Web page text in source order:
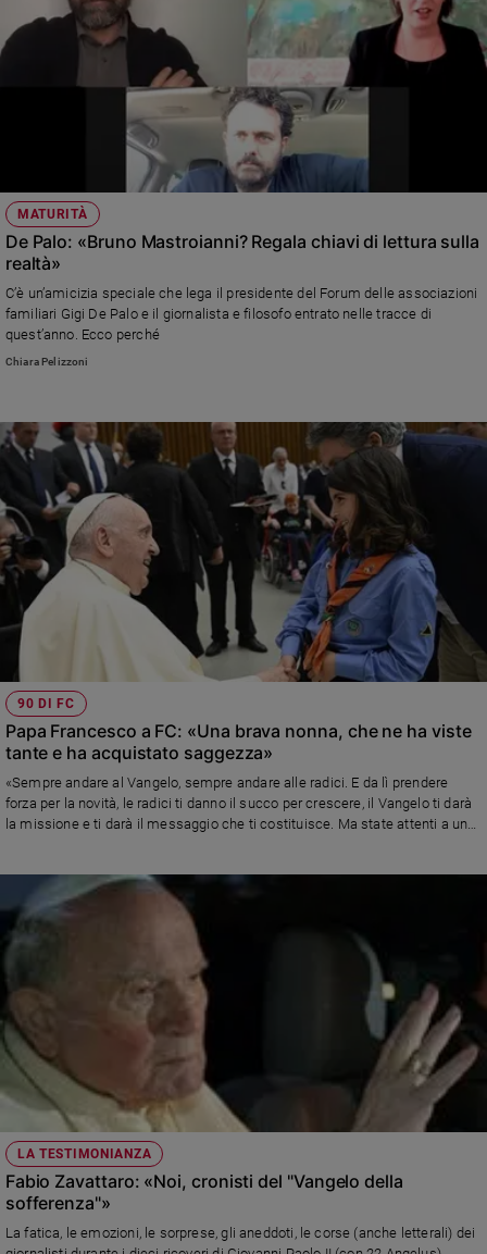
Arte
figli
Nonni
Coppia
e
giovani
Vai
Riflessioni
Foto
Podcast
Privacy
Policy
siamo
Pubblicità
Registrati
Redazione
Social
MATURITÀ
De Palo: «Bruno Mastroianni? Regala chiavi di lettura sulla
realtà»
C’è un’amicizia speciale che lega il presidente del Forum delle associazioni
familiari Gigi De Palo e il giornalista e filosofo entrato nelle tracce di
quest’anno. Ecco perché
Chiara Pelizzoni
90 DI FC
Papa Francesco a FC: «Una brava nonna, che ne ha viste
tante e ha acquistato saggezza»
«Sempre andare al Vangelo, sempre andare alle radici. E da lì prendere
forza per la novità, le radici ti danno il succo per crescere, il Vangelo ti darà
la missione e ti darà il messaggio che ti costituisce. Ma state attenti a un
giornata di Sabato 21 Maggio, ha pronunciato durante l'Udienza con i lettori
di FC
LA TESTIMONIANZA
Fabio Zavattaro: «Noi, cronisti del "Vangelo della
sofferenza"»
La fatica, le emozioni, le sorprese, gli aneddoti, le corse (anche letterali) dei